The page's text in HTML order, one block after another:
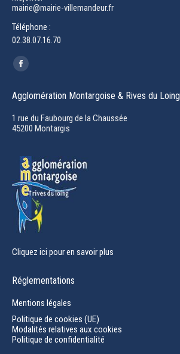
mairie@mairie-villemandeur.fr
Téléphone :
02.38.07.16.70
Trouvez nous sur :
Facebook
opens
in
new
Agglomération Montargoise & Rives du Loing
1 rue du Faubourg de la Chaussée
45200 Montargis
Cliquez ici pour en savoir plus
Réglementations
Mentions légales
Politique de cookies (UE)
Modalités relatives aux cookies
Politique de confidentialité